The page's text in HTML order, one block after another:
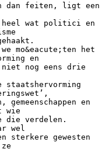
dan feiten, ligt een
heel wat politici en
mo&eacute;ten het
en
nog eens drie
en
wie
die verdelen.
wel
sterkere gewesten